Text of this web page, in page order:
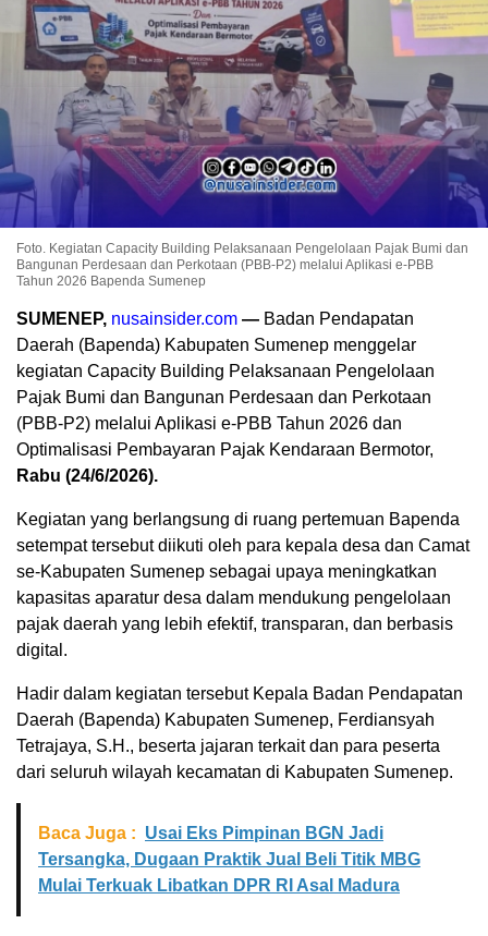
Foto. Kegiatan Capacity Building Pelaksanaan Pengelolaan Pajak Bumi dan
Bangunan Perdesaan dan Perkotaan (PBB-P2) melalui Aplikasi e-PBB
Tahun 2026 Bapenda Sumenep
SUMENEP, nusainsider.com — Badan Pendapatan
Daerah (Bapenda) Kabupaten Sumenep menggelar
kegiatan Capacity Building Pelaksanaan Pengelolaan
Pajak Bumi dan Bangunan Perdesaan dan Perkotaan
(PBB-P2) melalui Aplikasi e-PBB Tahun 2026 dan
Optimalisasi Pembayaran Pajak Kendaraan Bermotor,
Rabu (24/6/2026).
Kegiatan yang berlangsung di ruang pertemuan Bapenda
setempat tersebut diikuti oleh para kepala desa dan Camat
se-Kabupaten Sumenep sebagai upaya meningkatkan
kapasitas aparatur desa dalam mendukung pengelolaan
pajak daerah yang lebih efektif, transparan, dan berbasis
digital.
Hadir dalam kegiatan tersebut Kepala Badan Pendapatan
Daerah (Bapenda) Kabupaten Sumenep, Ferdiansyah
Tetrajaya, S.H., beserta jajaran terkait dan para peserta
dari seluruh wilayah kecamatan di Kabupaten Sumenep.
Baca Juga : Usai Eks Pimpinan BGN Jadi
Tersangka, Dugaan Praktik Jual Beli Titik MBG
Mulai Terkuak Libatkan DPR RI Asal Madura